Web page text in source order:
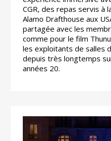
CGR, des repas servis à
Alamo Drafthouse aux
partagée avec les
comme pour le film
les exploitants de salles
depuis très longtemps
années 20.